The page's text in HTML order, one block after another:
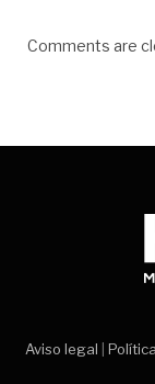
Comments are
Aviso legal